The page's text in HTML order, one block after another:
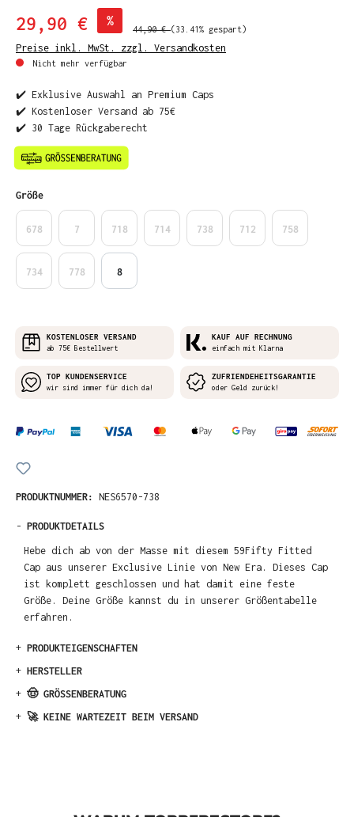
29,90 € %
44,90 €(33.41% gespart)
Preise inkl. MwSt. zzgl. Versandkosten
Nicht mehr verfügbar
✔️ Exklusive Auswahl an Premium Caps
✔️ Kostenloser Versand ab 75€
✔️ 30 Tage Rückgaberecht
Größeauswählen
678 7 718 714 738 712 758
734 778 8
KOSTENLOSER VERSAND
ab 75€ Bestellwert
KAUF AUF RECHNUNG
einfach mit Klarna
TOP KUNDENSERVICE
wir sind immer für dich da!
ZUFRIENDEHEITSGARANTIE
oder Geld zurück!
PRODUKTNUMMER: NES6570-738
- PRODUKTDETAILS
Hebe dich ab von der Masse mit diesem 59Fifty Fitted
Cap aus unserer Exclusive Linie von New Era. Dieses Cap
ist komplett geschlossen und hat damit eine feste
Größe. Deine Größe kannst du in unserer Größentabelle
erfahren.
+ PRODUKTEIGENSCHAFTEN
+ HERSTELLER
+ 🤠 GRÖSSENBERATUNG
+ 🚀 KEINE WARTEZEIT BEIM VERSAND